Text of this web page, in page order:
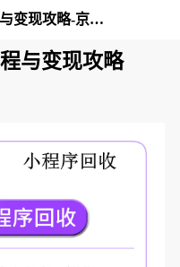
永辉超市卡回收规范流程与变现攻略-京大大回收
与变现攻略